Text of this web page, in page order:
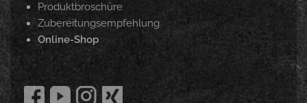
Produktbroschüre
Zubereitungsempfehlung
Online-Shop